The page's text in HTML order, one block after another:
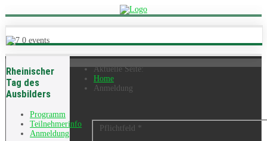
Rheinischer
Tag des
Ausbilders
Programm
Teilnehmerinfo
Anmeldung
Aktuelle Seite:
Home
Anmeldung
Pflichtfeld *